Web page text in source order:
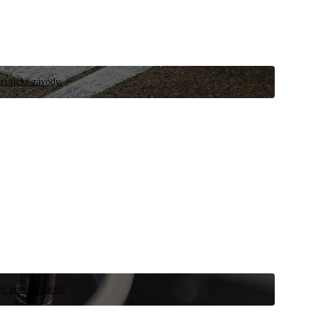
závody.
pro automobil